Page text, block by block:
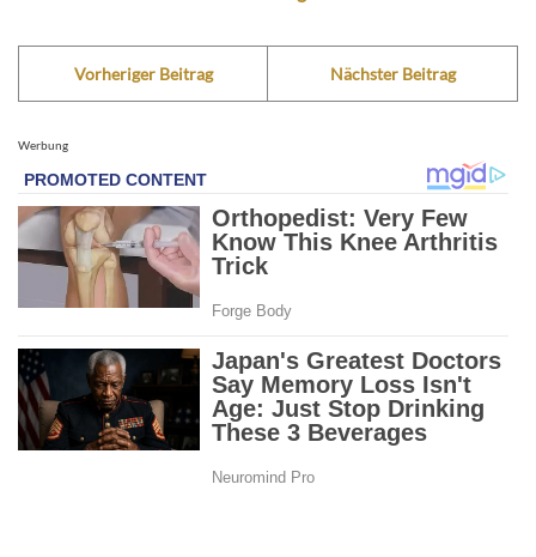
Vorheriger Beitrag Nächster Beitrag
Werbung